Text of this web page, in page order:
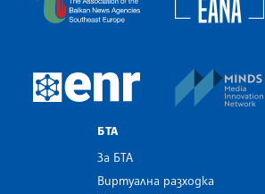
European Newsroom
БТА
За БТА
Виртуална разходка